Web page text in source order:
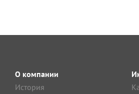
О компании
История